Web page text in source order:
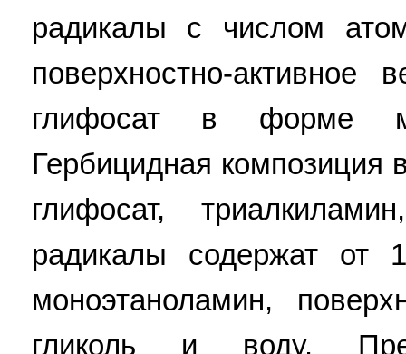
радикалы с числом
поверхностно-
глифосат в форме
Гербицидная композиция
глифосат,
радикалы содержат от
моноэтаноламин,
гликоль и воду.